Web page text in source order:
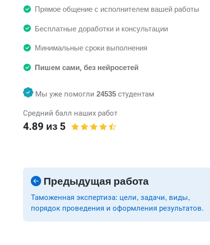
Прямое общение с исполнителем вашей работы
Бесплатные доработки и консультации
Минимальные сроки выполнения
Пишем сами, без нейросетей
Мы уже помогли 24535 студентам
Средний балл наших работ
4.89 из 5
Предыдущая работа
Таможенная экспертиза: цели, задачи, виды,
порядок проведения и оформления результатов.